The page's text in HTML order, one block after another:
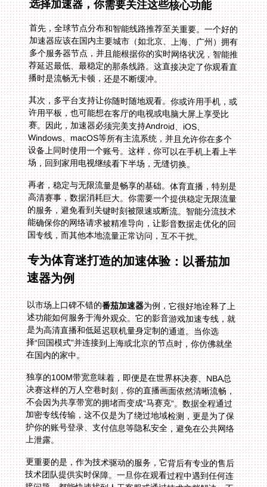
选择加速器，你需要关注这些核心功能
首先，全球节点分布和智能线路推荐至关重要。一个好的
加速器应该在国内主要城市（如北京、上海、广州）拥有
多个服务器节点，并且能根据你的实时网络状况，智能推
荐延迟最低、最稳定的那条线路。这直接决定了你观看直
播时是流畅无卡顿，还是不断缓冲。
其次，多平台支持让你随时随地观看。你或许用手机，或
许用平板，也可能想在客厅的电视或电脑大屏上享受比
赛。因此，加速器必须完美支持Android、iOS、
Windows、macOS等所有主流系统，并且允许你在多个
设备上同时使用一个账号。这样，你可以在手机上看上半
场，回到家用电视继续看下半场，无缝切换。
再者，稳定与无限流量是畅享的基础。体育直播，特别是
高清赛事，数据消耗巨大。你需要一个提供稳定无限流量
的服务，避免看到关键时刻被限速或断流。智能分流技术
能确保你的网络请求被精准导向，让影音数据走优化的回
国专线，而其他本地流量正常访问，互不干扰。
专为体育迷打造的加速体验：以番茄加
速器为例
以市场上口碑不错的番茄加速器为例，它很好地诠释了上
述功能如何服务于海外观众。它的影音游戏加速专线，就
是为高清直播和低延迟联机量身定制的通道。当你选
择“回国模式”并连接到上海或北京的节点时，你仿佛就坐
在国内的家中。
独享的100M带宽意味着，即便是在世界杯决赛、NBA总
决赛这样的万人空巷时刻，你的直播画面依然清晰流畅，
不会因为共享带宽的拥堵而变成“马赛克”。数据全程通过
加密专线传输，这不仅是为了绕过地域检测，更是为了保
护你的账号登录、支付信息等隐私安全，避免在公共网络
上泄露。
更重要的是，作为技术驱动的服务，它背后有专业的售后
技术团队提供实时保障。一旦你在观看过程中遇到任何连
接问题，都能快速找到人工客服或通过技术文档解决，不